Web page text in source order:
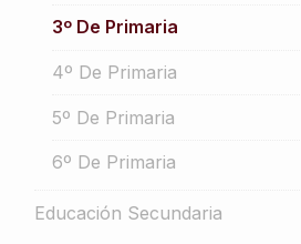
3º De Primaria
4º De Primaria
5º De Primaria
6º De Primaria
Educación Secundaria